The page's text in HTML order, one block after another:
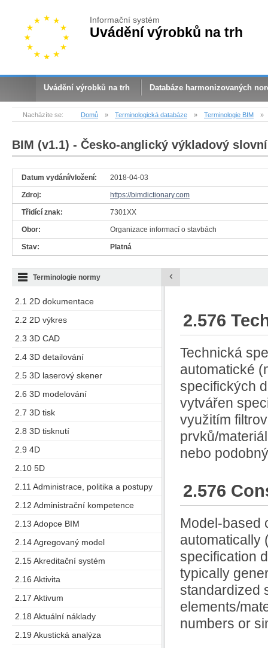
Informační systém
Uvádění výrobků na trh
Uvádění výrobků na trh Databáze harmonizovaných
Nacházíte se: Domů » Terminologická databáze » Terminologie BIM »
BIM (v1.1) - Česko-anglický výkladový
Datum vydání/vložení: 2018-04-03
Zdroj: https://bimdictionary.com
Třidící znak: 7301XX
Obor: Organizace informací o stavbách
Stav: Platná
2.1 2D dokumentace
2.2 2D výkres
2.3 3D CAD
2.4 3D detailování
2.5 3D laserový skener
2.6 3D modelování
2.7 3D tisk
2.8 3D tisknutí
2.9 4D
2.10 5D
2.11 Administrace, politika a postupy
2.12 Administrační kompetence
2.13 Adopce BIM
2.14 Agregovaný model
2.15 Akreditační systém
2.16 Aktivita
2.17 Aktivum
2.18 Aktuální náklady
2.19 Akustická analýza
Terminologie normy ‹
2.576
Technická
automatické
specifických
vytvářen
využitím
prvků/
nebo
2.576
Model-based
automatically
specification
typically
standardized
elements/
numbers or